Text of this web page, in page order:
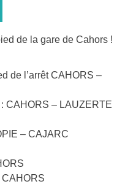
de la gare de Cahors !
de l’arrêt CAHORS –
CAHORS – LAUZERTE
– CAJARC